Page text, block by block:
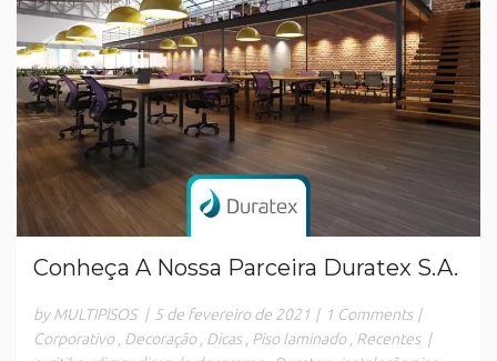
Conheça A Nossa Parceira Duratex S.A.
by MULTIPISOS | 5 de fevereiro de 2021 | 1 Comments |
Corporativo , Decoração , Dicas , Piso laminado , Recentes |